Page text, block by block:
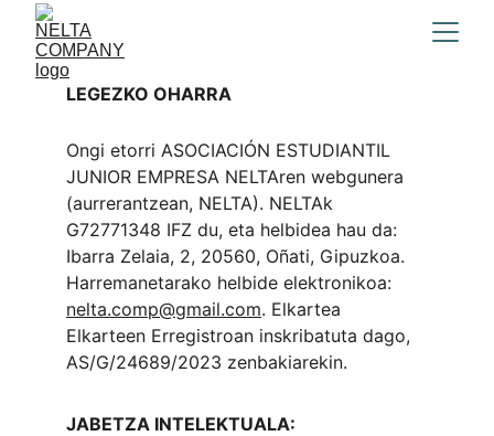
LEGEZKO OHARRA
Ongi etorri ASOCIACIÓN ESTUDIANTIL
JUNIOR EMPRESA NELTAren webgunera
(aurrerantzean, NELTA). NELTAk
G72771348 IFZ du, eta helbidea hau da:
Ibarra Zelaia, 2, 20560, Oñati, Gipuzkoa.
Harremanetarako helbide elektronikoa:
nelta.comp@gmail.com. Elkartea
Elkarteen Erregistroan inskribatuta dago,
AS/G/24689/2023 zenbakiarekin.
JABETZA INTELEKTUALA: